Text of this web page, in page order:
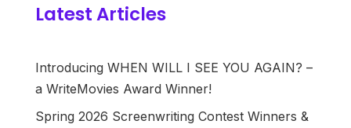
Latest Articles
Introducing WHEN WILL I SEE YOU AGAIN? –
a WriteMovies Award Winner!
Spring 2026 Screenwriting Contest Winners &